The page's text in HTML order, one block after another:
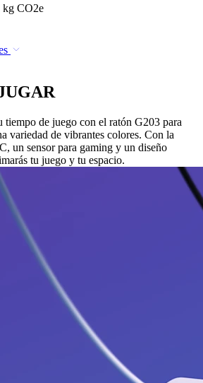
kg CO2e
de juego con el ratón G203 para
variedad de vibrantes colores. Con la
un sensor para gaming y un diseño
tu juego y tu espacio.